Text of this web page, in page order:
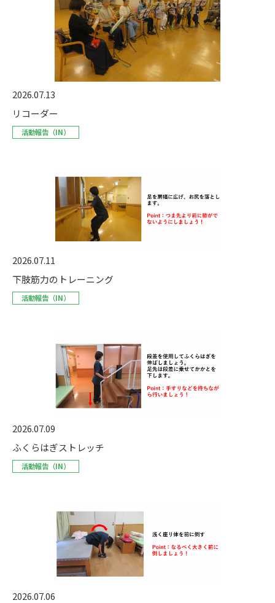
2026.07.13
リコーダー
活動報告（IN）
2026.07.11
下肢筋力のトレーニング
活動報告（IN）
2026.07.09
ふくらはぎストレッチ
活動報告（IN）
2026.07.06